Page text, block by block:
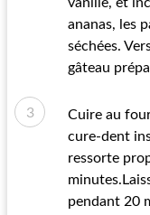
ananas, les
séchées.
gâteau
Cuire au
cure-dent
ressorte
pendant 20